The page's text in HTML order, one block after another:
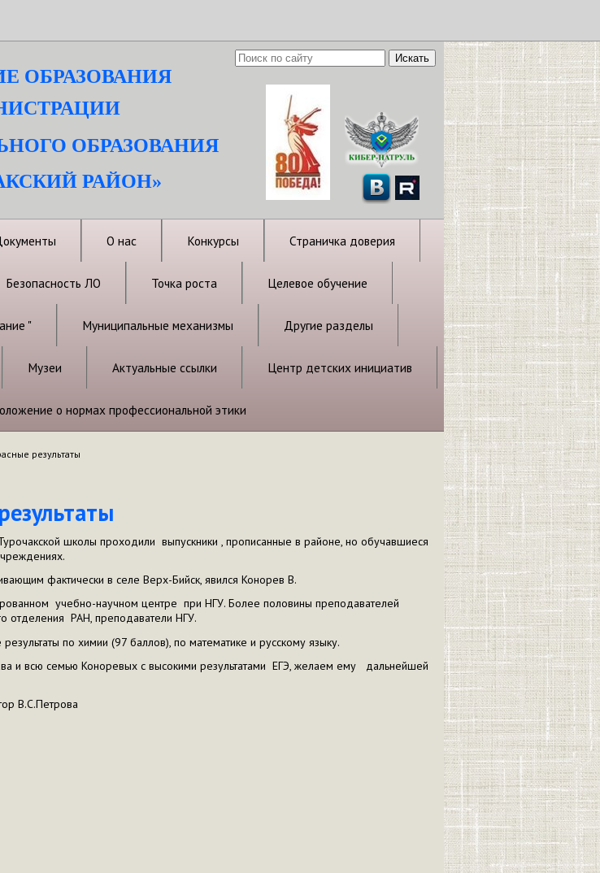
ОБРАЗОВАНИЯ
ОБРАЗОВАНИЯ
РАЙОН»
О нас Конкурсы Страничка доверия
Безопасность ЛО Точка роста Целевое обучение
" Муниципальные механизмы Другие разделы
Музеи Актуальные ссылки Центр детских инициатив
о нормах профессиональной этики
результаты
школы проходили выпускники , прописанные в районе, но обучавшиеся
фактически в селе Верх-Бийск, явился Конорев В.
учебно-научном центре при НГУ. Более половины преподавателей
отделения РАН, преподаватели НГУ.
по химии (97 баллов), по математике и русскому языку.
и всю семью Коноревых с высокими результатами ЕГЭ, желаем ему дальнейшей
В.С.Петрова